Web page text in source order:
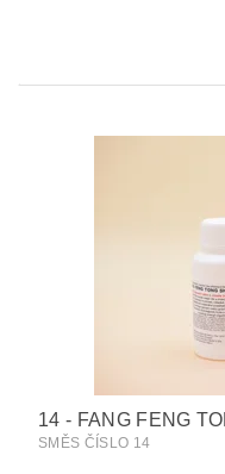
14 - FANG FENG
SMĚS ČÍSLO 14